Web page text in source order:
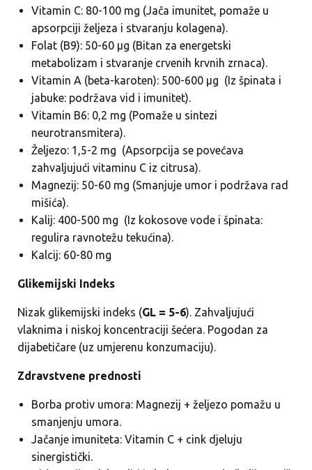
Vitamin C: 80-100 mg (Jača imunitet, pomaže u
apsorpciji željeza i stvaranju kolagena).
Folat (B9): 50-60 μg (Bitan za energetski
metabolizam i stvaranje crvenih krvnih zrnaca).
Vitamin A (beta-karoten): 500-600 μg (Iz špinata i
jabuke: podržava vid i imunitet).
Vitamin B6: 0,2 mg (Pomaže u sintezi
neurotransmitera).
Željezo: 1,5-2 mg (Apsorpcija se povećava
zahvaljujući vitaminu C iz citrusa).
Magnezij: 50-60 mg (Smanjuje umor i podržava rad
mišića).
Kalij: 400-500 mg (Iz kokosove vode i špinata:
regulira ravnotežu tekućina).
Kalcij: 60-80 mg
Glikemijski Indeks
Nizak glikemijski indeks (GL = 5-6). Zahvaljujući
vlaknima i niskoj koncentraciji šećera. Pogodan za
dijabetičare (uz umjerenu konzumaciju).
Zdravstvene prednosti
Borbа protiv umora: Magnezij + željezo pomažu u
smanjenju umora.
Jačanje imuniteta: Vitamin C + cink djeluju
sinergistički.